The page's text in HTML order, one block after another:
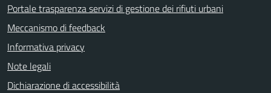
Portale trasparenza servizi di gestione dei rifiuti urbani
Meccanismo di feedback
Informativa privacy
Note legali
Dichiarazione di accessibilità